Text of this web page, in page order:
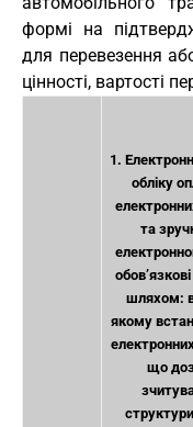
формі на
для перевезення
цінності, вартості
1.
обліку
та
шляхом:
якому
що